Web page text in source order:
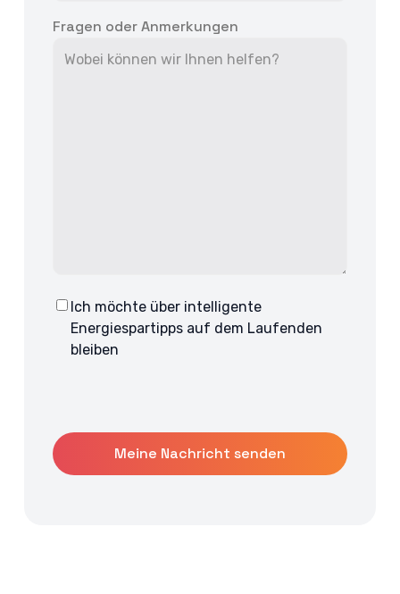
Fragen oder Anmerkungen
Consent
Ich möchte über intelligente
Energiespartipps auf dem Laufenden
bleiben